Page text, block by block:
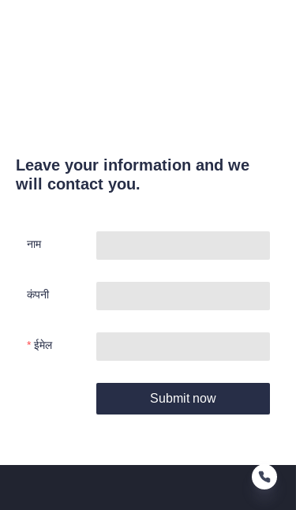
Leave your information and we
will contact you.
नाम
कंपनी
ईमेल
Submit now